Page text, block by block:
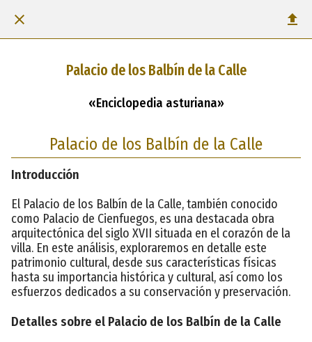
Palacio de los Balbín de la Calle
«Enciclopedia asturiana»
Palacio de los Balbín de la Calle
Introducción
El Palacio de los Balbín de la Calle, también conocido
como Palacio de Cienfuegos, es una destacada obra
arquitectónica del siglo XVII situada en el corazón de la
villa. En este análisis, exploraremos en detalle este
patrimonio cultural, desde sus características físicas
hasta su importancia histórica y cultural, así como los
esfuerzos dedicados a su conservación y preservación.
Detalles sobre el Palacio de los Balbín de la Calle